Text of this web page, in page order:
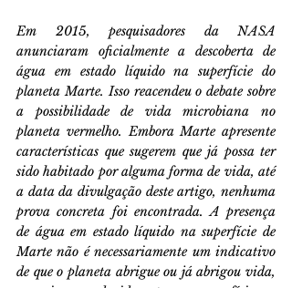
Em 2015, pesquisadores da NASA
anunciaram oficialmente a descoberta de
água em estado líquido na superfície do
planeta Marte. Isso reacendeu o debate sobre
a possibilidade de vida microbiana no
planeta vermelho. Embora Marte apresente
características que sugerem que já possa ter
sido habitado por alguma forma de vida, até
a data da divulgação deste artigo, nenhuma
prova concreta foi encontrada. A presença
de água em estado líquido na superfície de
Marte não é necessariamente um indicativo
de que o planeta abrigue ou já abrigou vida,